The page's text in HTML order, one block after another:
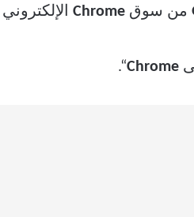
من سوق Chrome
Chrome
“.